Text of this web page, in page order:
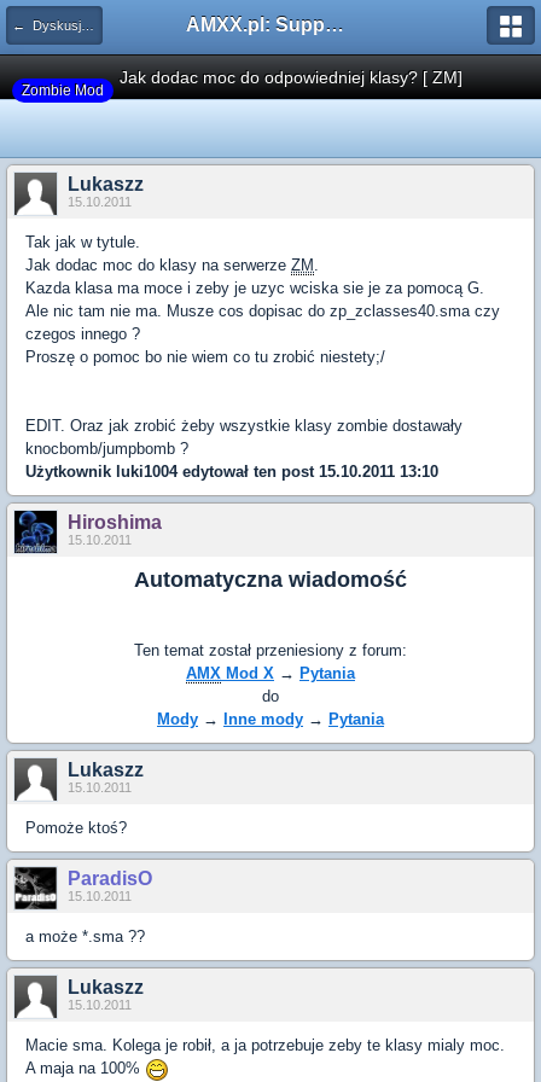
← Dyskusje/Pomysły/Pytania AMXX.pl: Support AMX Mod X i SourceMod
Zombie Mod
Jak dodac moc do odpowiedniej klasy? [ ZM]
Lukaszz
15.10.2011
Tak jak w tytule.
Jak dodac moc do klasy na serwerze ZM .
Kazda klasa ma moce i zeby je uzyc wciska sie je za pomocą G.
Ale nic tam nie ma. Musze cos dopisac do zp_zclasses40.sma czy
czegos innego ?
Proszę o pomoc bo nie wiem co tu zrobić niestety;/
EDIT. Oraz jak zrobić żeby wszystkie klasy zombie dostawały
knocbomb/jumpbomb ?
Użytkownik luki1004edytował ten post 15.10.2011 13:10
Hiroshima
15.10.2011
Automatyczna wiadomość
Ten temat został przeniesiony z forum:
AMX Mod X → Pytania
do
Mody → Inne mody → Pytania
Lukaszz
15.10.2011
Pomoże ktoś?
ParadisO
15.10.2011
a może *.sma ??
Lukaszz
15.10.2011
Macie sma. Kolega je robił, a ja potrzebuje zeby te klasy mialy moc.
A maja na 100%